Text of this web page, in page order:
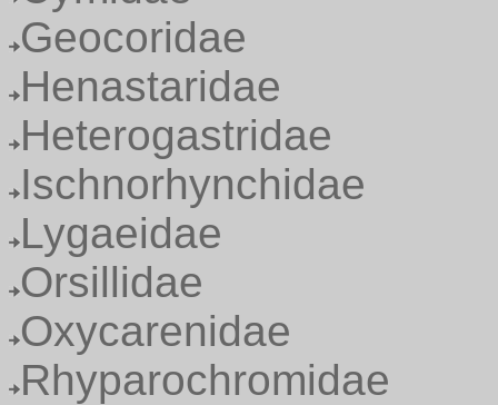
Geocoridae
Henastaridae
Heterogastridae
Ischnorhynchidae
Lygaeidae
Orsillidae
Oxycarenidae
Rhyparochromidae